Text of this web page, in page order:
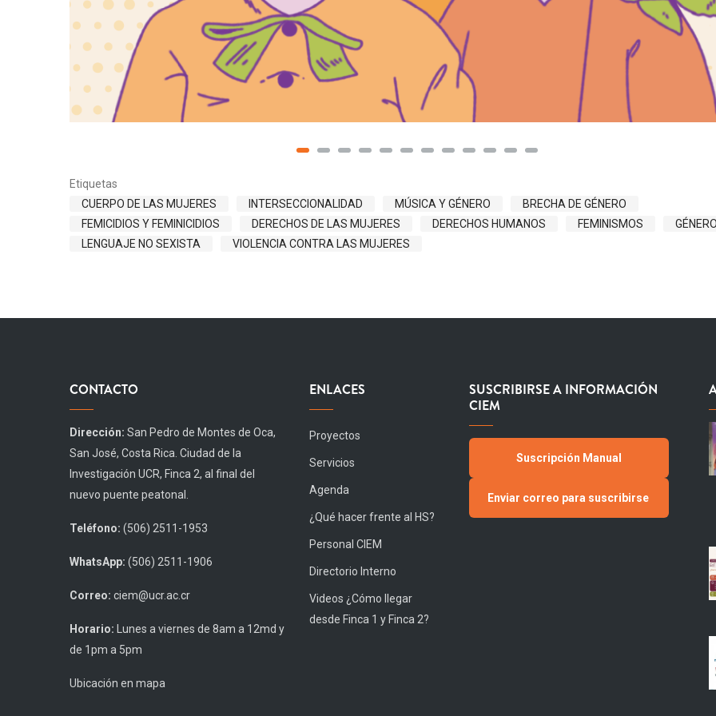
Etiquetas
CUERPO DE LAS MUJERES
INTERSECCIONALIDAD MÚSICA Y GÉNERO
BRECHA DE GÉNERO
FEMICIDIOS Y FEMINICIDIOS
DERECHOS DE LAS MUJERES DERECHOS HUMANOS FEMINISMOS
LENGUAJE NO SEXISTA
VIOLENCIA CONTRA LAS MUJERES
CONTACTO
Dirección: San Pedro de Montes de Oca,
San José, Costa Rica. Ciudad de la
Investigación UCR, Finca 2, al final del
nuevo puente peatonal.
Teléfono: (506) 2511-1953
WhatsApp: (506) 2511-1906
Correo: ciem@ucr.ac.cr
Horario: Lunes a viernes de 8am a 12md y
de 1pm a 5pm
Ubicación en mapa
ENLACES
Proyectos
Servicios
Agenda
¿Qué hacer frente al HS?
Personal CIEM
Directorio Interno
Videos ¿Cómo llegar
desde Finca 1 y Finca 2?
SUSCRIBIRSE A INFORMACIÓN
CIEM
Suscripción Manual
Enviar correo para suscribirse